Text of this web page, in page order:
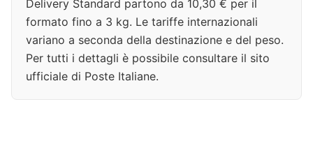
Delivery Standard partono da 10,30 € per il
formato fino a 3 kg. Le tariffe internazionali
variano a seconda della destinazione e del peso.
Per tutti i dettagli è possibile consultare il sito
ufficiale di Poste Italiane.